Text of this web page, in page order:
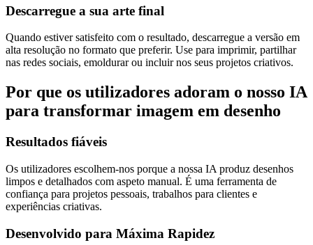
Descarregue a sua arte final
Quando estiver satisfeito com o resultado, descarregue a versão em
alta resolução no formato que preferir. Use para imprimir, partilhar
nas redes sociais, emoldurar ou incluir nos seus projetos criativos.
Por que os utilizadores adoram o nosso IA
para transformar imagem em desenho
Resultados fiáveis
Os utilizadores escolhem-nos porque a nossa IA produz desenhos
limpos e detalhados com aspeto manual. É uma ferramenta de
confiança para projetos pessoais, trabalhos para clientes e
experiências criativas.
Desenvolvido para Máxima Rapidez